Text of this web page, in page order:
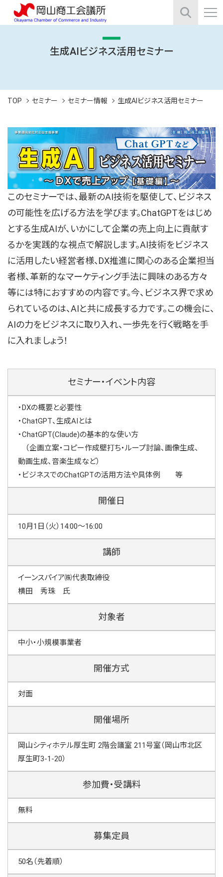
生成AIビジネス活用セミナー
TOP セミナー セミナー情報 生成AIビジネス活用セミナー
このセミナーでは、最新のAI技術を駆使して、ビジネス
の可能性を広げる方法を学びます。ChatGPTをはじめ
とする生成AIが、いかにして企業の売上向上に貢献す
るかを実践的な視点で解説します。AI技術をビジネス
に活用したい経営者様、DX推進に関心のある企業担当
者様、革新的なマーケティング手法に興味のある方々
等には特におすすめの内容です。今、ビジネス界で求め
られているのは、AIと共に成長する力です。この機会に、
AIの力をビジネスに取り入れ、一歩先を行く戦略を手
に入れましょう！
セミナー・イベント内容
・DXの概要と必要性
・ChatGPT、生成AIとは
・ChatGPT(Claude)の基本的な使い方
（企画立案・コピー作成壁打ち・ループ討論、画像生成、
動画生成、音楽生成など）
・ビジネスでのChatGPTの活用方法や具体例 等
開催日
10月1日（火）14:00～16:00
講師
イーンスパイア㈱代表取締役
横田 秀珠 氏
対象者
中小・小規模事業者
開催方式
対面
開催場所
岡山シティホテル厚生町 2階会議室 211号室（岡山市北区
厚生町3-1-20）
参加費・受講料
無料
募集定員
50名（先着順）